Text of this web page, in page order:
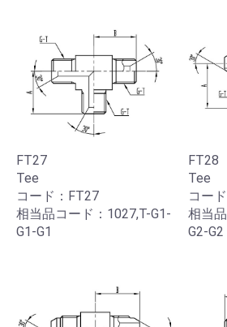
FT27
Tee
コード：FT27
相当品コード：1027,T-G1-
G1-G1
FT28
Tee
コー
相当
G2-G2